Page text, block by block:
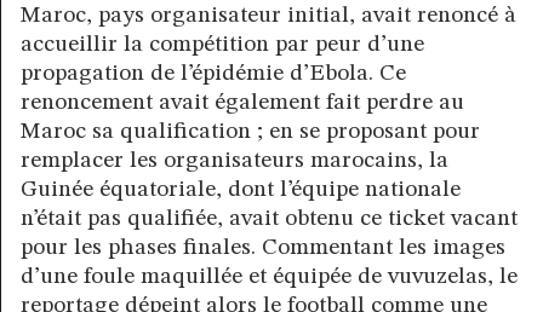
Maroc, pays organisateur initial, avait renoncé à
accueillir la compétition par peur d’une
propagation de l’épidémie d’Ebola. Ce
renoncement avait également fait perdre au
Maroc sa qualification ; en se proposant pour
remplacer les organisateurs marocains, la
Guinée équatoriale, dont l’équipe nationale
n’était pas qualifiée, avait obtenu ce ticket vacant
pour les phases finales. Commentant les images
d’une foule maquillée et équipée de vuvuzelas, le
reportage dépeint alors le football comme une